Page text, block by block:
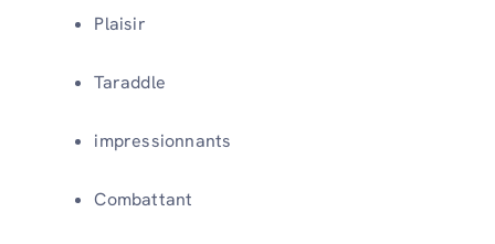
Plaisir
Taraddle
impressionnants
Combattant